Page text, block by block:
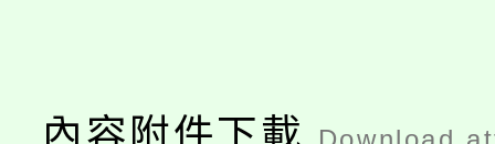
內容附件下載